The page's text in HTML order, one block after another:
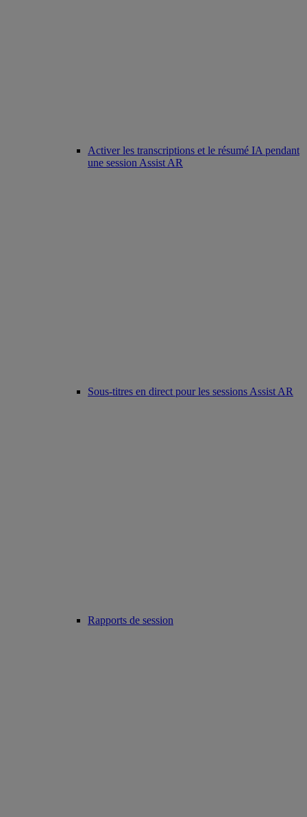
Activer les transcriptions et le résumé IA pendant
une session Assist AR
Sous-titres en direct pour les sessions Assist AR
Rapports de session